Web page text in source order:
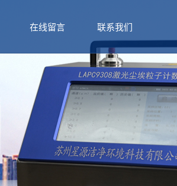
在线留言 联系我们